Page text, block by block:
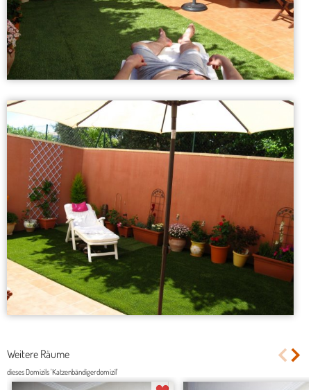
Weitere Räume
dieses Domizils 'Katzenbändigerdomizil'